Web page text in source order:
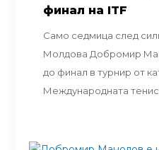
финал на ITF
Само седмица след
Молдова Добромир
до финал в турнир от
Международната тенис